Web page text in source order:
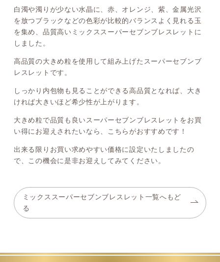
白濁や濁りが少ない水晶に、赤、オレンジ、紫、金属光沢
を放つブラックなどの色彩が比較的バランスよく見れる玉
を集め、品質高いミックススーパーセブンブレスレットに
しました。
高品質の大きめ粒を使用して組み上げたスーパーセブンブ
レスレットです。
しっかり内包物も見ることができる高品質となれば、大き
ければ大きいほど希少性が上がります。
大きめ粒で品質も良いスーパーセブンブレスレットをお買
い得にお迎えされたいなら、こちらがおすすめです！
出来る限りお買い求めやすい価格に設定いたしましたの
で、この機会に是非お迎えしてみてください。
ミックススーパーセブンブレスレット一覧へもど
る